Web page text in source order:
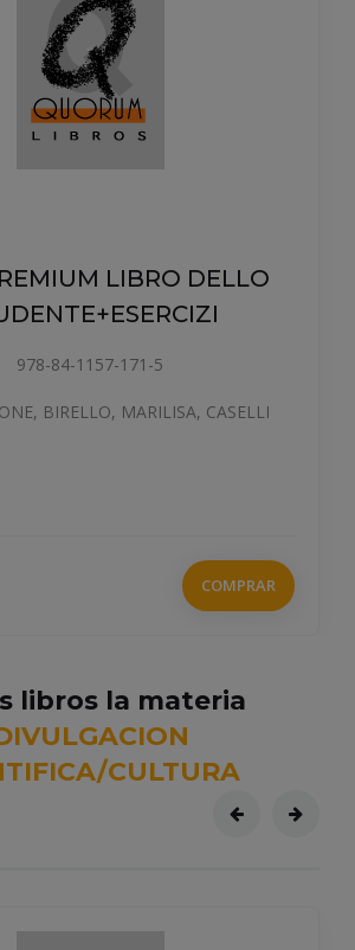
LIBRO DELLO
978-84-1157-171-5
BIRELLO, MARILISA, CASELLI
COMPRAR
libros la materia
CULTURA